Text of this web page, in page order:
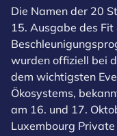
Die Namen der 20
15. Ausgabe des
wurden offiziell bei
dem wichtigsten
Ökosystems,
am 16. und 17.
Luxembourg